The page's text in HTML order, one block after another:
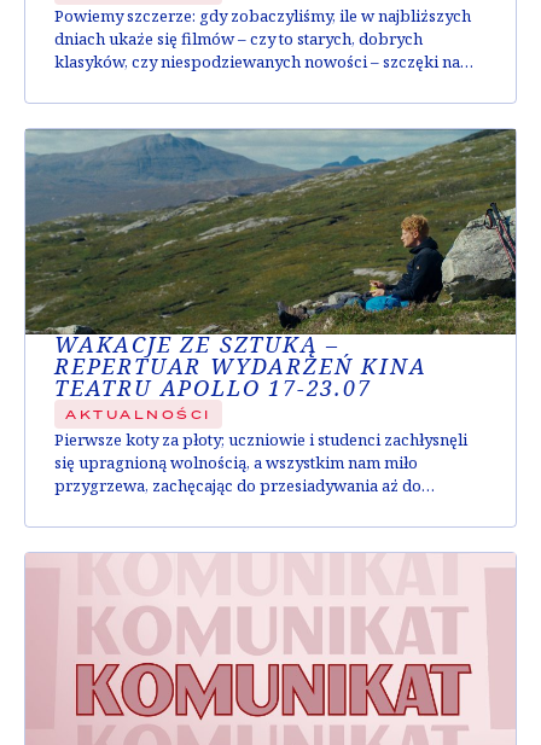
Powiemy szczerze: gdy zobaczyliśmy, ile w najbliższych
dniach ukaże się filmów – czy to starych, dobrych
klasyków, czy niespodziewanych nowości – szczęki nam
opis tego, co dzieje się w najbliższych dniach, żebyście
wiedzieli, kiedy powiedzieć znajomym “jesteśmy zajęci”.
Coś wpadło Wam w oko? Nie czekajcie – kupcie bilety...
WAKACJE ZE SZTUKĄ –
REPERTUAR WYDARZEŃ KINA
TEATRU APOLLO 17-23.07
AKTUALNOŚCI
Pierwsze koty za płoty; uczniowie i studenci zachłysnęli
się upragnioną wolnością, a wszystkim nam miło
przygrzewa, zachęcając do przesiadywania aż do
początek wieczoru niż wspólny seans czy spektakl, który
dostarczy Wam tematów do rozmowy? Dzień czy noc,
czas! Spis treści:...